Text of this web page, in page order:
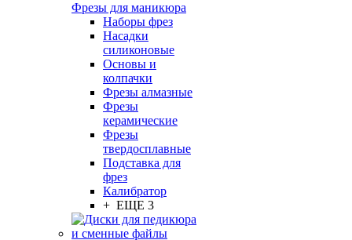
Фрезы для маникюра
Наборы фрез
Насадки
силиконовые
Основы и
колпачки
Фрезы алмазные
Фрезы
керамические
Фрезы
твердосплавные
Подставка для
фрез
Калибратор
+ ЕЩЕ 3